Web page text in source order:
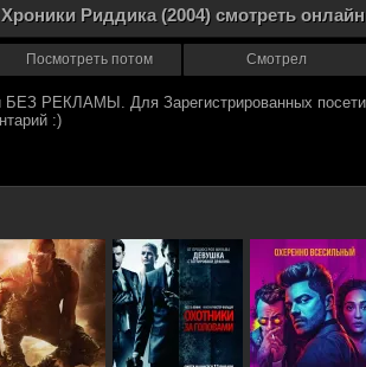
Хроники Риддика (2004) смотреть онлайн
Посмотреть потом Смотрел